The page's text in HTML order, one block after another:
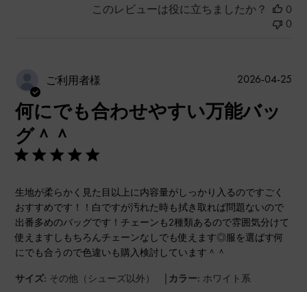
このレビューは役に立ちましたか？
0
0
ご利用者様
何にでも合わせやすい万能バッ
グ＾＾
生地が柔らかく見た目以上に内容量がしっかり入るのですごく
おすすめです！！白ですが汚れた時も拭き取れば問題ないので
出番多めのバッグです！チェーンも2種類あるので雰囲気分けて
使えますしもちろんチェーンなしでも使えます◎服を選ばす何
にでも合うので色違いも購入検討しています＾＾
サイズ: その他（シューズ以外） | カラー: ホワイト系
公
2026-04-25